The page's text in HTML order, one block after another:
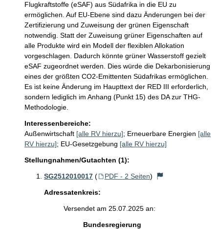
Flugkraftstoffe (eSAF) aus Südafrika in die EU zu
ermöglichen. Auf EU-Ebene sind dazu Änderungen bei der
Zertifizierung und Zuweisung der grünen Eigenschaft
notwendig. Statt der Zuweisung grüner Eigenschaften auf
alle Produkte wird ein Modell der flexiblen Allokation
vorgeschlagen. Dadurch könnte grüner Wasserstoff gezielt
eSAF zugeordnet werden. Dies würde die Dekarbonisierung
eines der größten CO2-Emittenten Südafrikas ermöglichen.
Es ist keine Änderung im Haupttext der RED III erforderlich,
sondern lediglich im Anhang (Punkt 15) des DA zur THG-
Methodologie.
Interessenbereiche:
Außenwirtschaft [alle RV hierzu]; Erneuerbare Energien [alle
RV hierzu]; EU-Gesetzgebung [alle RV hierzu]
Stellungnahmen/Gutachten (1):
SG2512010017 ( PDF - 2 Seiten)
Adressatenkreis:
Versendet am 25.07.2025 an:
Bundesregierung